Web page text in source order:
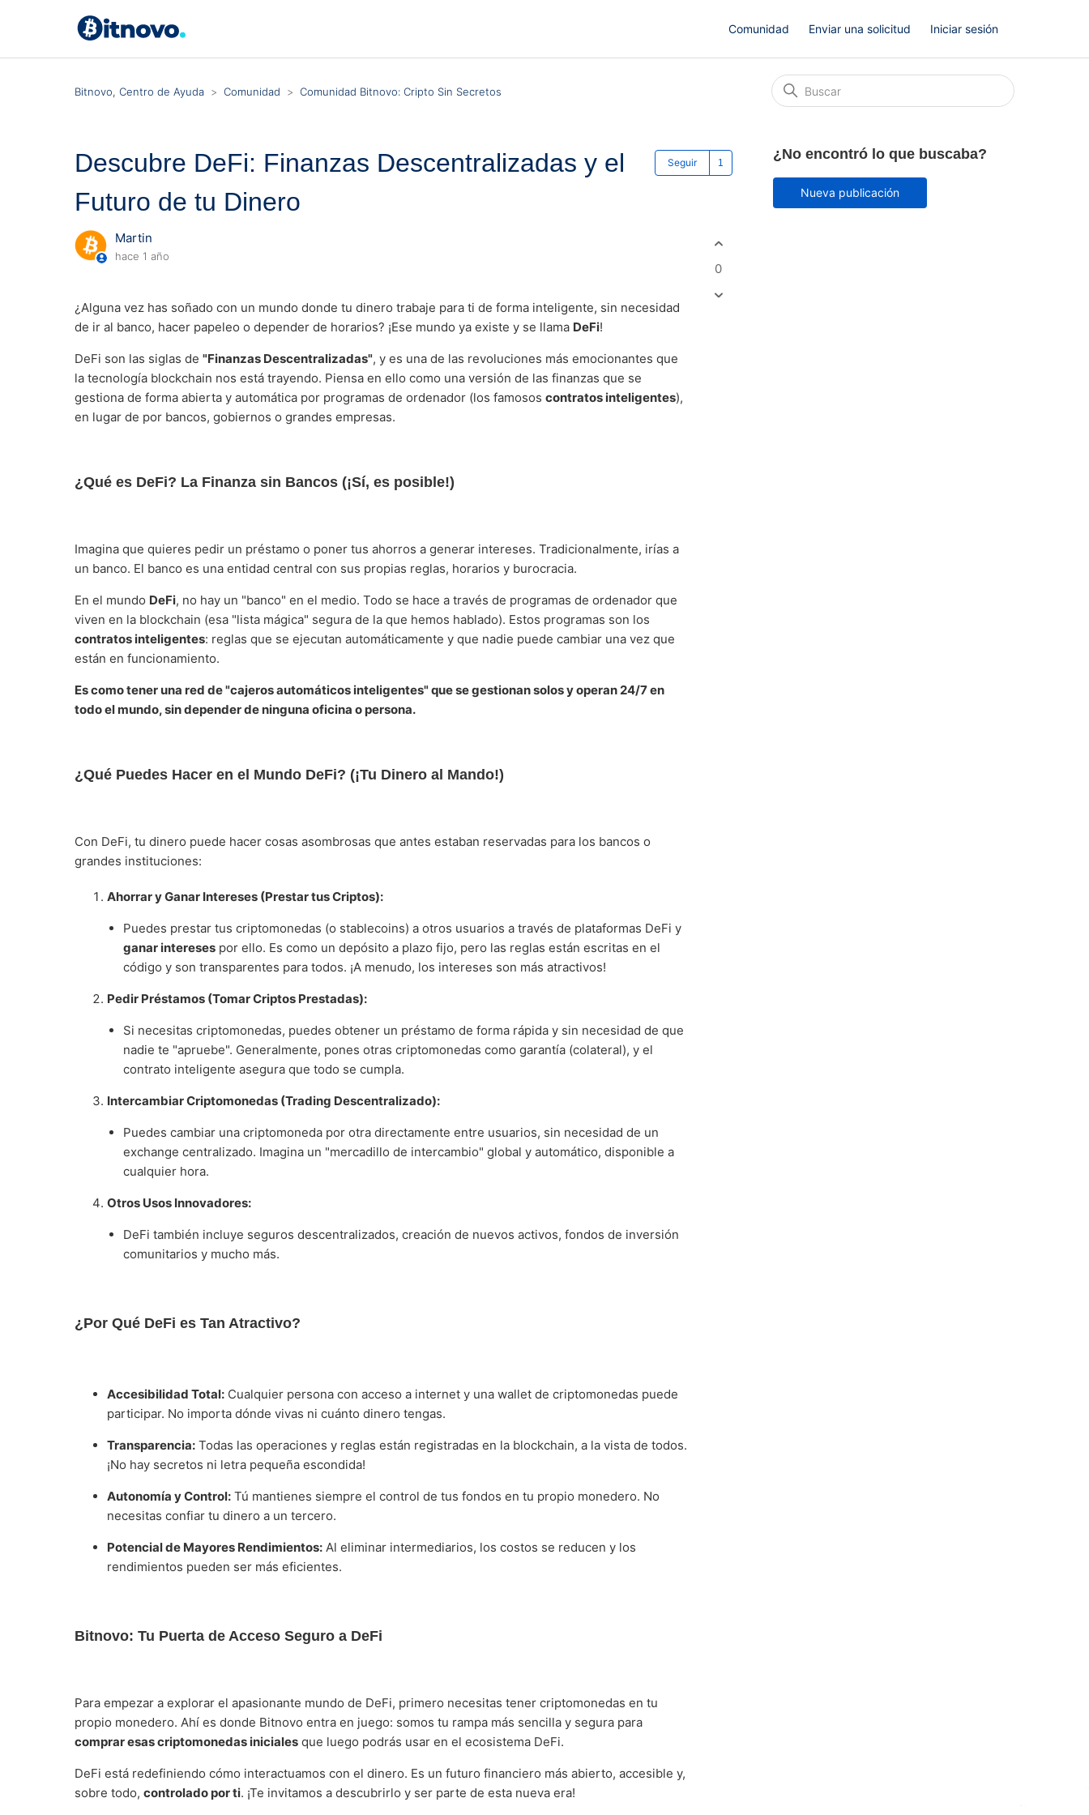
Comunidad Enviar una solicitud Iniciar sesión
Bitnovo, Centro de Ayuda Comunidad Comunidad Bitnovo: Cripto Sin Secretos
Descubre DeFi: Finanzas Descentralizadas y el
Futuro de tu Dinero
Seguir Lo sigue una persona
Martin
hace 1 año
¿Alguna vez has soñado con un mundo donde tu dinero trabaje para ti de forma inteligente, sin necesidad
de ir al banco, hacer papeleo o depender de horarios? ¡Ese mundo ya existe y se llama DeFi!
DeFi son las siglas de "Finanzas Descentralizadas", y es una de las revoluciones más emocionantes que
la tecnología blockchain nos está trayendo. Piensa en ello como una versión de las finanzas que se
gestiona de forma abierta y automática por programas de ordenador (los famosos contratos inteligentes),
en lugar de por bancos, gobiernos o grandes empresas.
¿Qué es DeFi? La Finanza sin Bancos (¡Sí, es posible!)
Imagina que quieres pedir un préstamo o poner tus ahorros a generar intereses. Tradicionalmente, irías a
un banco. El banco es una entidad central con sus propias reglas, horarios y burocracia.
En el mundo DeFi, no hay un "banco" en el medio. Todo se hace a través de programas de ordenador que
viven en la blockchain (esa "lista mágica" segura de la que hemos hablado). Estos programas son los
contratos inteligentes: reglas que se ejecutan automáticamente y que nadie puede cambiar una vez que
están en funcionamiento.
Es como tener una red de "cajeros automáticos inteligentes" que se gestionan solos y operan 24/7 en
todo el mundo, sin depender de ninguna oficina o persona.
¿Qué Puedes Hacer en el Mundo DeFi? (¡Tu Dinero al Mando!)
Con DeFi, tu dinero puede hacer cosas asombrosas que antes estaban reservadas para los bancos o
grandes instituciones:
Ahorrar y Ganar Intereses (Prestar tus Criptos):
Puedes prestar tus criptomonedas (o stablecoins) a otros usuarios a través de plataformas DeFi y
ganar intereses por ello. Es como un depósito a plazo fijo, pero las reglas están escritas en el
código y son transparentes para todos. ¡A menudo, los intereses son más atractivos!
Pedir Préstamos (Tomar Criptos Prestadas):
Si necesitas criptomonedas, puedes obtener un préstamo de forma rápida y sin necesidad de que
nadie te "apruebe". Generalmente, pones otras criptomonedas como garantía (colateral), y el
contrato inteligente asegura que todo se cumpla.
Intercambiar Criptomonedas (Trading Descentralizado):
Puedes cambiar una criptomoneda por otra directamente entre usuarios, sin necesidad de un
exchange centralizado. Imagina un "mercadillo de intercambio" global y automático, disponible a
cualquier hora.
Otros Usos Innovadores:
DeFi también incluye seguros descentralizados, creación de nuevos activos, fondos de inversión
comunitarios y mucho más.
¿Por Qué DeFi es Tan Atractivo?
Accesibilidad Total: Cualquier persona con acceso a internet y una wallet de criptomonedas puede
participar. No importa dónde vivas ni cuánto dinero tengas.
Transparencia: Todas las operaciones y reglas están registradas en la blockchain, a la vista de todos.
¡No hay secretos ni letra pequeña escondida!
Autonomía y Control: Tú mantienes siempre el control de tus fondos en tu propio monedero. No
necesitas confiar tu dinero a un tercero.
Potencial de Mayores Rendimientos: Al eliminar intermediarios, los costos se reducen y los
rendimientos pueden ser más eficientes.
Bitnovo: Tu Puerta de Acceso Seguro a DeFi
Para empezar a explorar el apasionante mundo de DeFi, primero necesitas tener criptomonedas en tu
propio monedero. Ahí es donde Bitnovo entra en juego: somos tu rampa más sencilla y segura para
comprar esas criptomonedas iniciales que luego podrás usar en el ecosistema DeFi.
DeFi está redefiniendo cómo interactuamos con el dinero. Es un futuro financiero más abierto, accesible y,
sobre todo, controlado por ti. ¡Te invitamos a descubrirlo y ser parte de esta nueva era!
0
¿No encontró lo que buscaba?
Nueva publicación